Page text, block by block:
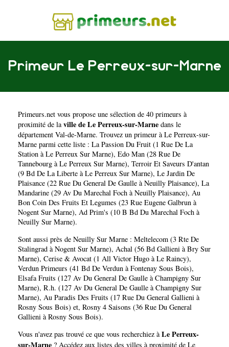
Primeur Le Perreux-sur-Marne
Primeurs.net vous propose une sélection de 40 primeurs à
proximité de laville de Le Perreux-sur-Marne dans le
département Val-de-Marne. Trouvez un primeur à Le Perreux-sur-
Marne parmi cette liste : La Passion Du Fruit (1 Rue De La
Station à Le Perreux Sur Marne), Edo Man (28 Rue De
Tannebourg à Le Perreux Sur Marne), Terroir Et Saveurs D'antan
(9 Bd De La Liberte à Le Perreux Sur Marne), Le Jardin De
Plaisance (22 Rue Du General De Gaulle à Neuilly Plaisance), La
Mandarine (29 Av Du Marechal Foch à Neuilly Plaisance), Au
Bon Coin Des Fruits Et Legumes (23 Rue Eugene Galbrun à
Nogent Sur Marne), Ad Prim's (10 B Bd Du Marechal Foch à
Neuilly Sur Marne).
Sont aussi près de Neuilly Sur Marne : Meltelecom (3 Rte De
Stalingrad à Nogent Sur Marne), Achal (56 Bd Gallieni à Bry Sur
Marne), Cerise & Avocat (1 All Victor Hugo à Le Raincy),
Verdun Primeurs (41 Bd De Verdun à Fontenay Sous Bois),
Elsafa Fruits (127 Av Du General De Gaulle à Champigny Sur
Marne), R.h. (127 Av Du General De Gaulle à Champigny Sur
Marne), Au Paradis Des Fruits (17 Rue Du General Gallieni à
Rosny Sous Bois) et, Rosny 4 Saisons (36 Rue Du General
Gallieni à Rosny Sous Bois).
Vous n'avez pas trouvé ce que vous recherchiez àLe Perreux-
sur-Marne ? Accédez aux listes des villes à proximité de Le